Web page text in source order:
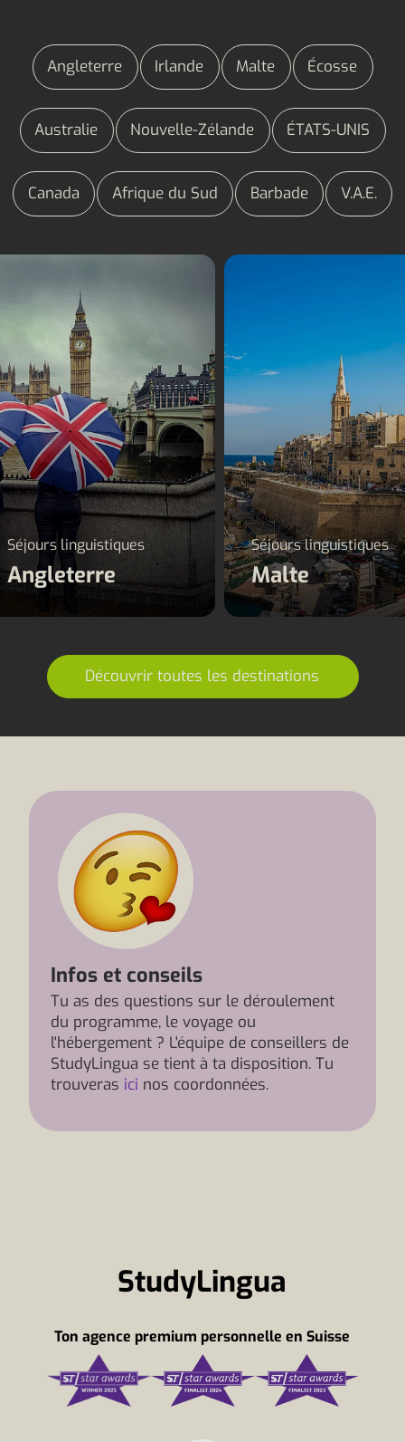
Angleterre Irlande Malte Écosse
Australie Nouvelle-Zélande ÉTATS-UNIS
Canada Afrique du Sud Barbade V.A.E.
Séjours linguistiques
Angleterre
Séjours linguistiques
Angleterre
Séjours linguistiques
Malte
Découvrir toutes les destinations
Infos et conseils
Tu as des questions sur le déroulement
du programme, le voyage ou
l'hébergement ? L'équipe de conseillers de
StudyLingua se tient à ta disposition. Tu
trouveras ici nos coordonnées.
StudyLingua
Ton agence premium personnelle en Suisse